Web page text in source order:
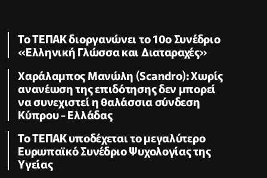
Το ΤΕΠΑΚ διοργανώνει το 10ο Συνέδριο
«Ελληνική Γλώσσα και Διαταραχές»
Χαράλαμπος Μανώλη (Scandro): Χωρίς
ανανέωση της επιδότησης δεν μπορεί
να συνεχιστεί η θαλάσσια σύνδεση
Κύπρου - Ελλάδας
Το ΤΕΠΑΚ υποδέχεται το μεγαλύτερο
Ευρωπαϊκό Συνέδριο Ψυχολογίας της
Υγείας